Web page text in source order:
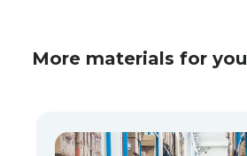
More materials for you